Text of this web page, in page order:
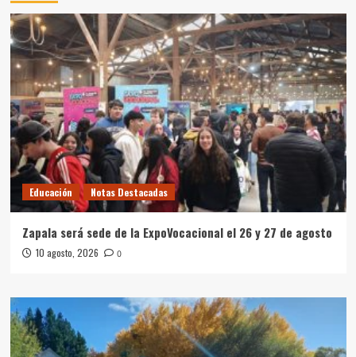
Educación Notas Destacadas
Zapala será sede de la ExpoVocacional el 26 y 27 de agosto
10 agosto, 2026 0